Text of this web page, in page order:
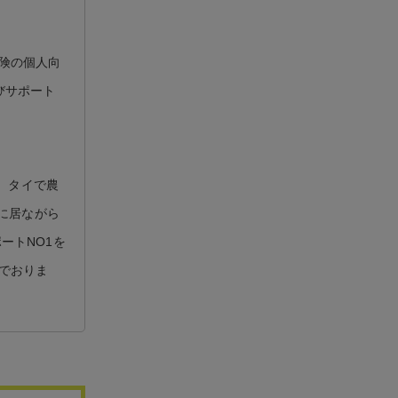
の個人向
ポート
タイで農
居ながら
トNO1を
おりま